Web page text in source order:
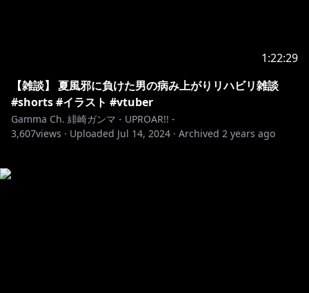
1:22:29
【雑談】 夏風邪に負けた男の病み上がりリハビリ雑談
#shorts #イラスト #vtuber
Gamma Ch. 緋崎ガンマ - UPROAR!! -
3,607views · Uploaded Jul 14, 2024 · Archived 2 years ago